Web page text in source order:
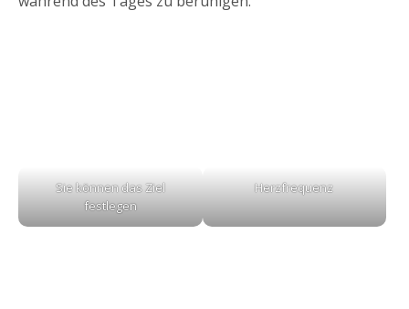
Sie können das Ziel
festlegen
Herzfrequenz